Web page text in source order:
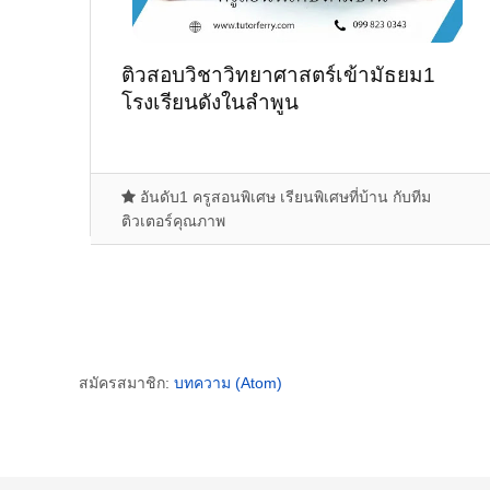
ติวสอบวิชาวิทยาศาสตร์เข้ามัธยม1
โรงเรียนดังในลำพูน
อันดับ1 ครูสอนพิเศษ เรียนพิเศษที่บ้าน กับทีม
ติวเตอร์คุณภาพ
สมัครสมาชิก: บทความ (Atom)